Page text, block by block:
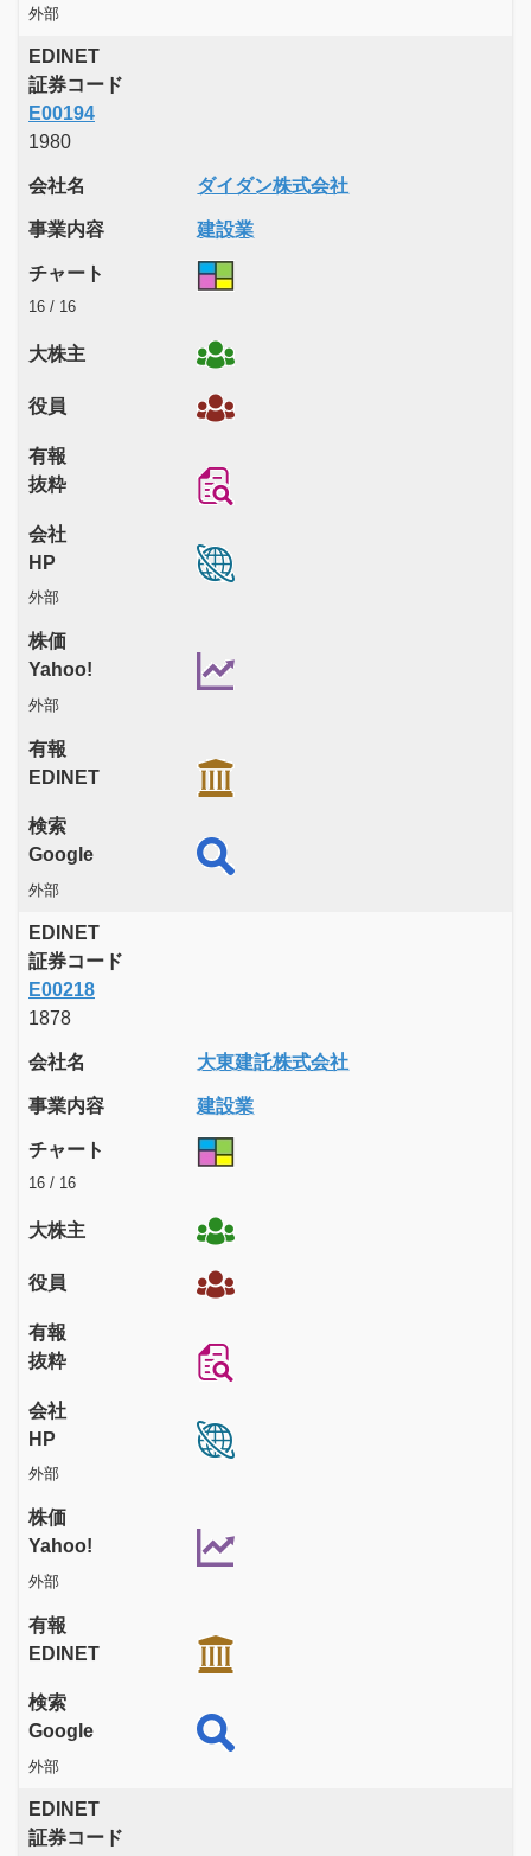
外部
EDINET
証券コード
E00194
1980
会社名 ダイダン株式会社
事業内容 建設業
チャート
16 / 16
大株主
役員
有報
抜粋
会社
HP
外部
株価
Yahoo!
外部
有報
EDINET
検索
Google
外部
EDINET
証券コード
E00218
1878
会社名 大東建託株式会社
事業内容 建設業
チャート
16 / 16
大株主
役員
有報
抜粋
会社
HP
外部
株価
Yahoo!
外部
有報
EDINET
検索
Google
外部
EDINET
証券コード